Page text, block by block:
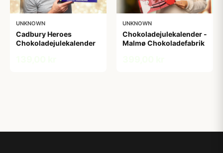
UNKNOWN
Cadbury Heroes
Chokoladejulekalender
UNKNOWN
Chokoladejulekalender -
Malmø Chokoladefabrik